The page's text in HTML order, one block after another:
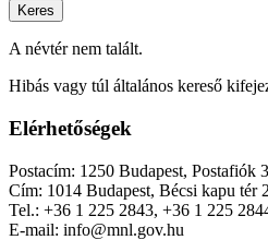
Keres
A névtér nem talált.
Hibás vagy túl általános kereső
Elérhetőségek
Postacím: 1250 Budapest, Postafiók
Cím: 1014 Budapest, Bécsi kapu tér
Tel.: +36 1 225 2843, +36 1 225
E-mail: info@mnl.gov.hu